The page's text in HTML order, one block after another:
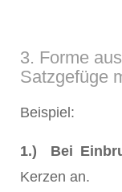
3. Forme
Satzgefüge
Beispiel:
1.) Bei
Kerzen an.